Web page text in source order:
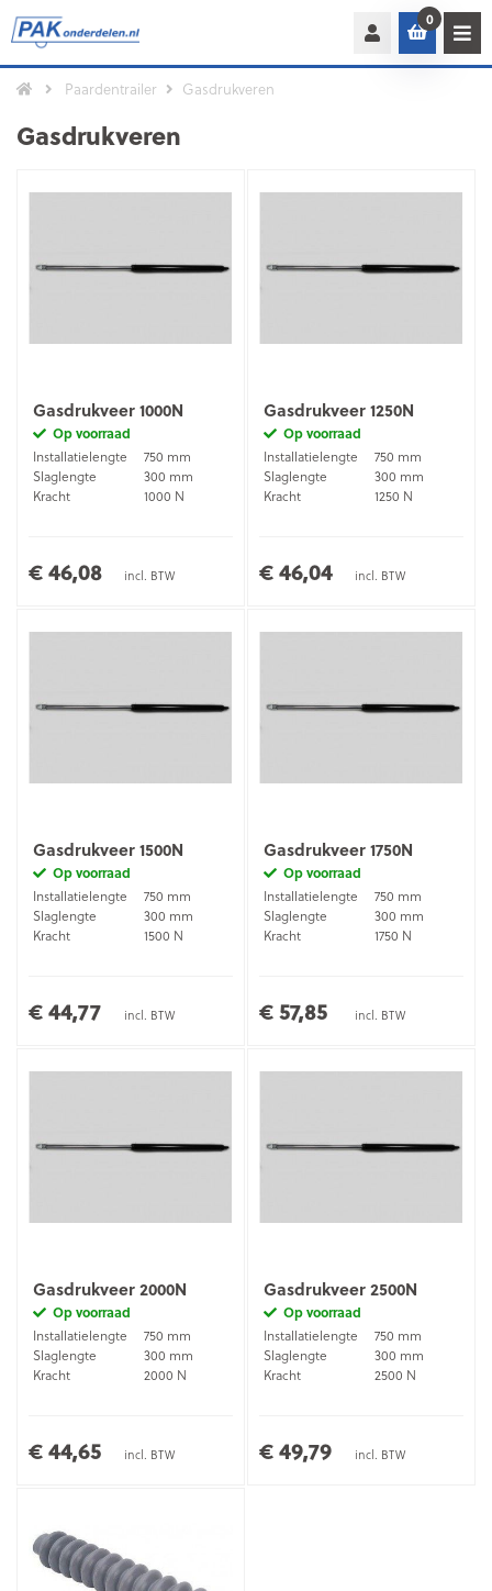
0
Paardentrailer Gasdrukveren
Gasdrukveren
Gasdrukveer 1000N
Op voorraad
Installatielengte
750 mm
Slaglengte
300 mm
Kracht
1000 N
€ 46,08 incl. BTW
Gasdrukveer 1250N
Op voorraad
Installatielengte
750 mm
Slaglengte
300 mm
Kracht
1250 N
€ 46,04 incl. BTW
Gasdrukveer 1500N
Op voorraad
Installatielengte
750 mm
Slaglengte
300 mm
Kracht
1500 N
€ 44,77 incl. BTW
Gasdrukveer 1750N
Op voorraad
Installatielengte
750 mm
Slaglengte
300 mm
Kracht
1750 N
€ 57,85 incl. BTW
Gasdrukveer 2000N
Op voorraad
Installatielengte
750 mm
Slaglengte
300 mm
Kracht
2000 N
€ 44,65 incl. BTW
Gasdrukveer 2500N
Op voorraad
Installatielengte
750 mm
Slaglengte
300 mm
Kracht
2500 N
€ 49,79 incl. BTW